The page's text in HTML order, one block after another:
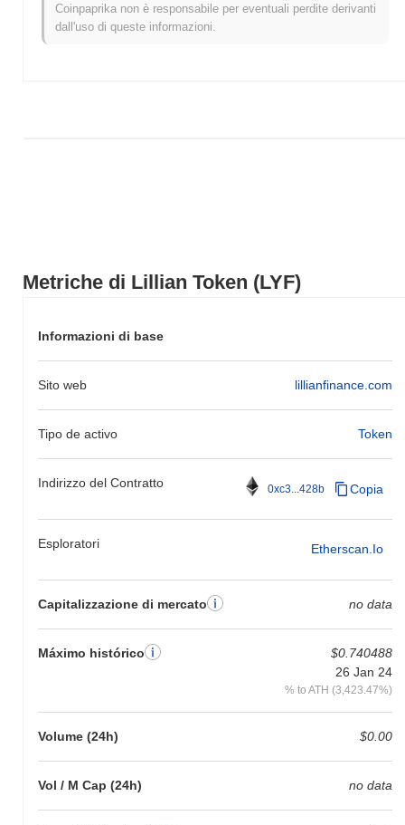
Metriche di Lillian Token (LYF)
Informazioni di base
Sito web lillianfinance.com
Tipo de activo Token
Indirizzo del Contratto 0xc3...428b Copia
Esploratori Etherscan.io
Capitalizzazione di mercato no data
Máximo histórico
$0.740488
26 Jan 24
% to ATH (3,423.47%)
Volume (24h) $0.00
Vol / M Cap (24h) no data
Negli ultimi 7 giorni, Lillian Token ha guadagnato
sottoperformando il mercato crypto complessivo che ha registrato
Coinpaprika non è responsabile per eventuali perdite derivanti
dall'uso di queste informazioni.